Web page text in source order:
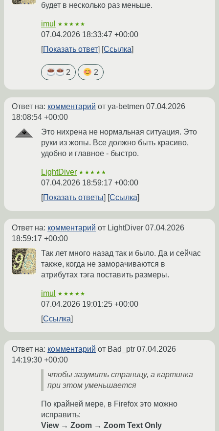
будет в несколько раз меньше.
imul ★★★★★
07.04.2026 18:33:47 +00:00
Показать ответ
Ссылка
2 2
Ответ на: комментарий от ya-betmen 07.04.2026
18:08:54 +00:00
Это нихрена не нормальная ситуация. Это
руки из жопы. Все должно быть красиво,
удобно и главное - быстро.
LightDiver ★★★★★
07.04.2026 18:59:17 +00:00
Показать ответы
Ссылка
Ответ на: комментарий от LightDiver 07.04.2026
18:59:17 +00:00
Так лет много назад так и было. Да и сейчас
также, когда не заморачиваются в
атрибутах тэга поставить размеры.
imul ★★★★★
07.04.2026 19:01:25 +00:00
Ссылка
Ответ на: комментарий от Bad_ptr 07.04.2026
14:19:30 +00:00
чтобы зазумить страницу, а картинка
при этом уменьшается
По крайней мере, в Firefox это можно
исправить:
View → Zoom → Zoom Text Only